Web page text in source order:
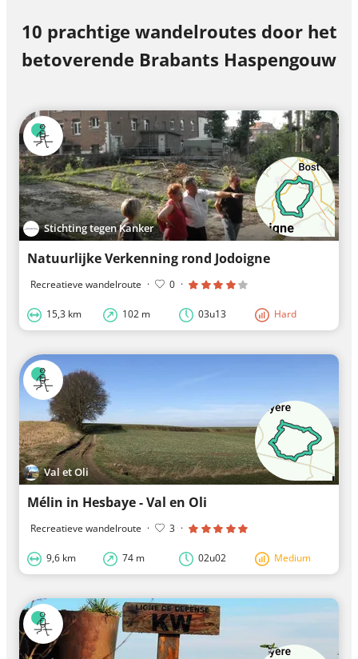
10 prachtige wandelroutes door het
betoverende Brabants Haspengouw
Stichting tegen Kanker
Natuurlijke Verkenning rond Jodoigne
Recreatieve wandelroute · 0 ·
15,3 km 102 m 03u13 Hard
Val et Oli
Mélin in Hesbaye - Val en Oli
Recreatieve wandelroute · 3 ·
9,6 km 74 m 02u02 Medium